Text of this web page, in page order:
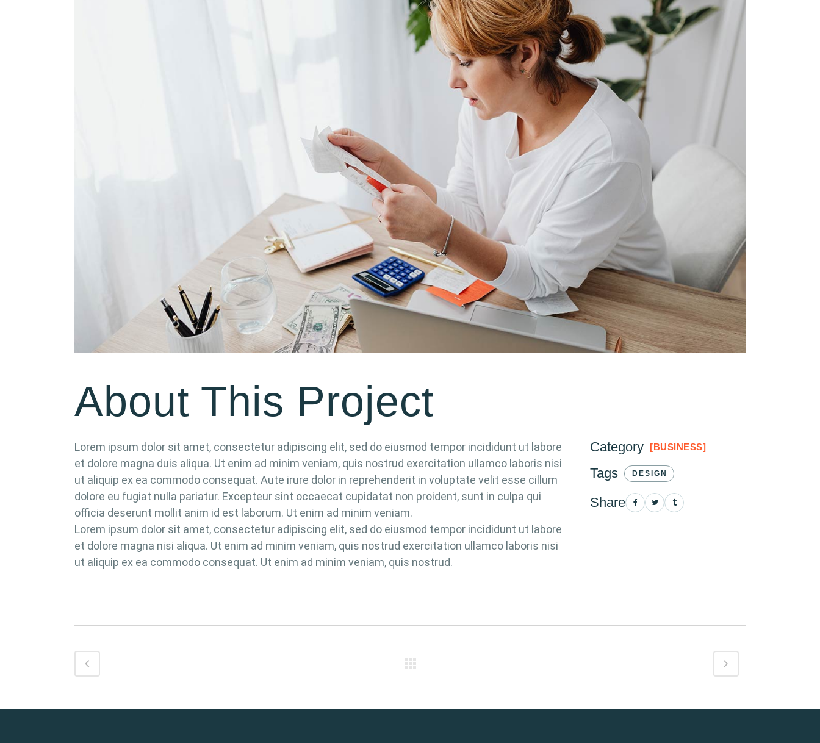
About This Project
Lorem ipsum dolor sit amet, consectetur adipiscing elit, sed do eiusmod tempor incididunt ut labore
et dolore magna duis aliqua. Ut enim ad minim veniam, quis nostrud exercitation ullamco laboris nisi
ut aliquip ex ea commodo consequat. Aute irure dolor in reprehenderit in voluptate velit esse cillum
dolore eu fugiat nulla pariatur. Excepteur sint occaecat cupidatat non proident, sunt in culpa qui
officia deserunt mollit anim id est laborum. Ut enim ad minim veniam.
Lorem ipsum dolor sit amet, consectetur adipiscing elit, sed do eiusmod tempor incididunt ut labore
et dolore magna nisi aliqua. Ut enim ad minim veniam, quis nostrud exercitation ullamco laboris nisi
ut aliquip ex ea commodo consequat. Ut enim ad minim veniam, quis nostrud.
Category BUSINESS
Tags DESIGN
Share